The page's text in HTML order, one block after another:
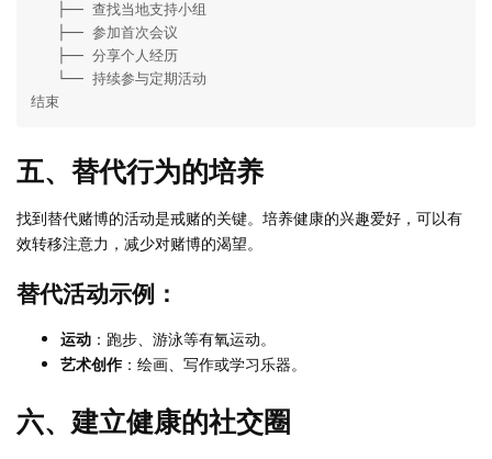
   ├── 查找当地支持小组
   ├── 参加首次会议
   ├── 分享个人经历
   └── 持续参与定期活动
结束
五、替代行为的培养
找到替代赌博的活动是戒赌的关键。培养健康的兴趣爱好，可以有
效转移注意力，减少对赌博的渴望。
替代活动示例：
运动 ：跑步、游泳等有氧运动。
艺术创作 ：绘画、写作或学习乐器。
六、建立健康的社交圈